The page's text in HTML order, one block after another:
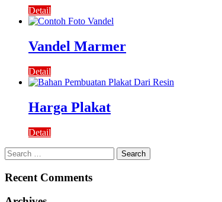
Detail
Vandel Marmer
Detail
Harga Plakat
Detail
Search
for:
Recent Comments